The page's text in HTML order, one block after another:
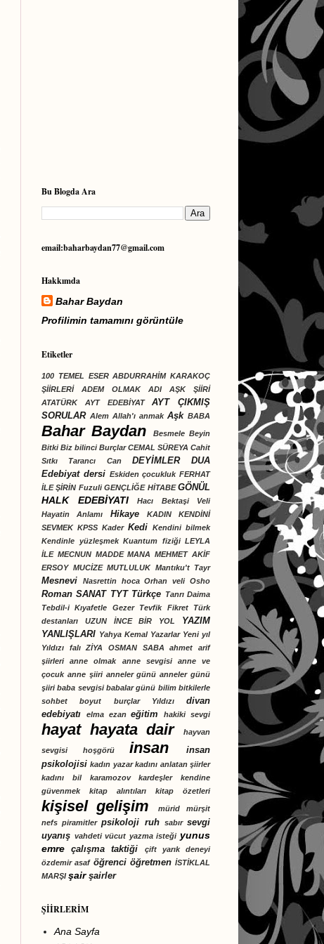
Bu Blogda Ara
email:baharbaydan77@gmail.com
Hakkımda
Bahar Baydan
Profilimin tamamını görüntüle
Etiketler
100 TEMEL ESER ABDURRAHİM KARAKOÇ
ŞİİRLERİ
ADEM OLMAK
ADI AŞK ŞİİRİ
ATATÜRK
AYT EDEBİYAT
AYT ÇIKMIŞ
SORULAR Alem Allah'ı anmak Aşk BABA
Bahar Baydan Besmele Beyin
Bitki Biz bilinci Burçlar CEMAL SÜREYA Cahit
Sıtkı Tarancı
Can DEYİMLER
DUA
Edebiyat dersi Eskiden çocukluk FERHAT
İLE ŞİRİN Fuzuli GENÇLİĞE HİTABE GÖNÜL
HALK EDEBİYATI
Hacı Bektaşi Veli
Hayatin Anlamı
Hikaye KADIN
KENDİNİ
SEVMEK KPSS Kader Kedi Kendini bilmek
Kendinle yüzleşmek Kuantum fiziği LEYLA
İLE MECNUN MADDE MANA
MEHMET AKİF
ERSOY MUCİZE MUTLULUK Mantıku't Tayr
Mesnevi Nasrettin hoca Orhan veli Osho
Roman SANAT TYT Türkçe Tanrı Daima
Tebdil-i Kıyafetle Gezer
Tevfik Fikret
Türk
destanları
UZUN İNCE BİR YOL
YAZIM
YANLIŞLARI Yahya Kemal Yazarlar Yeni yıl
Yıldızı falı
ZİYA OSMAN SABA
ahmet arif
şiirleri
anne olmak anne sevgisi
anne ve
çocuk anne şiiri anneler günü anneler günü
şiiri baba sevgisi babalar günü bilim bitkilerle
sohbet
boyut burçlar Yıldızı
divan
edebiyatı
elma ezan eğitim hakiki sevgi
hayat hayata dair hayvan
sevgisi hoşgörü insan
insan
psikolojisi kadın yazar kadını anlatan şiirler
kadını bil
karamozov kardeşler
kendine
güvenmek
kitap alıntıları kitap özetleri
kişisel gelişim mürid
mürşit
nefs piramitler psikoloji ruh sabır sevgi
uyanış vahdeti vücut yazma isteği yunus
emre
çalışma taktiği
çift yarık deneyi
özdemir asaf öğrenci öğretmen İSTİKLAL
MARŞI şair şairler
ŞİİRLERİM
Ana Sayfa